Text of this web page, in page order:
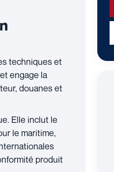
techniques et
engage la
douanes et
Elle inclut le
le maritime,
produit